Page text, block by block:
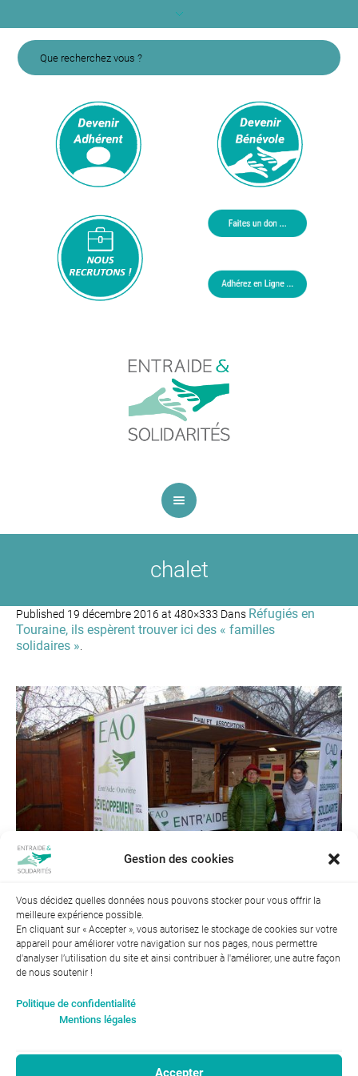
Gestion des cookies
Vous décidez quelles données nous pouvons stocker pour vous offrir la
meilleure expérience possible.
En cliquant sur « Accepter », vous autorisez le stockage de cookies sur votre
appareil pour améliorer votre navigation sur nos pages, nous permettre
d'analyser l’utilisation du site et ainsi contribuer à l'améliorer, une autre façon
de nous soutenir !
Politique de confidentialité
Mentions légales
Accepter
chalet
Published 19 décembre 2016 at 480×333 Dans Réfugiés en
Touraine, ils espèrent trouver ici des « familles
solidaires »
femmes : 94